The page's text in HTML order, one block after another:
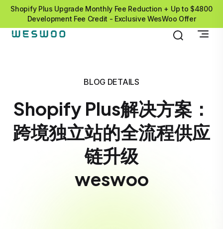
Shopify Plus Upgrade Monthly Fee Reduction + Up to $4800
Development Fee Credit - Exclusive WesWoo Offer
BLOG DETAILS
Shopify Plus解决方案：
跨境独立站的全流程供应
链升级
weswoo